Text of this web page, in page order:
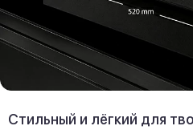
Стильный и лёгкий для